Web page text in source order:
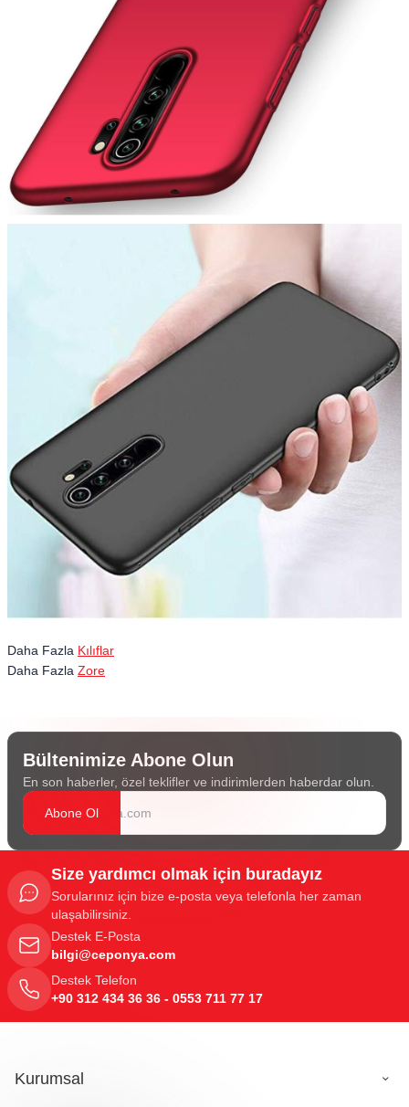
Daha Fazla Kılıflar
Daha Fazla Zore
Bültenimize Abone Olun
En son haberler, özel teklifler ve indirimlerden haberdar olun.
Abone Ol
Size yardımcı olmak için buradayız
Sorularınız için bize e-posta veya telefonla her zaman
ulaşabilirsiniz.
Destek E-Posta
bilgi@ceponya.com
Destek Telefon
+90 312 434 36 36 - 0553 711 77 17
Kurumsal